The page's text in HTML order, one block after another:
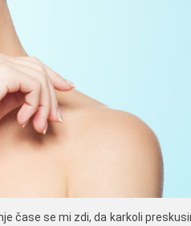
čase se mi zdi, da karkoli